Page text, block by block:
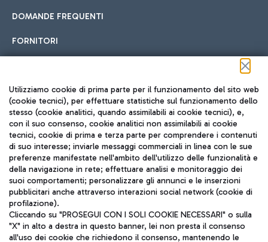
DOMANDE FREQUENTI
FORNITORI
Seguici sui social
TRAVEL JOURNAL
ITA
Utilizziamo cookie di prima parte per il funzionamento del sito web
(cookie tecnici), per effettuare statistiche sul funzionamento dello
stesso (cookie analitici, quando assimilabili ai cookie tecnici), e,
con il suo consenso, cookie analitici non assimilabili ai cookie
tecnici, cookie di prima e terza parte per comprendere i contenuti
di suo interesse; inviarle messaggi commerciali in linea con le sue
preferenze manifestate nell'ambito dell'utilizzo delle funzionalità e
della navigazione in rete; effettuare analisi e monitoraggio dei
suoi comportamenti; personalizzare gli annunci e le inserzioni
pubblicitari anche attraverso interazioni social network (cookie di
profilazione).
Cliccando su "PROSEGUI CON I SOLI COOKIE NECESSARI" o sulla
"X" in alto a destra in questo banner, lei non presta il consenso
all'uso dei cookie che richiedono il consenso, mantenendo le